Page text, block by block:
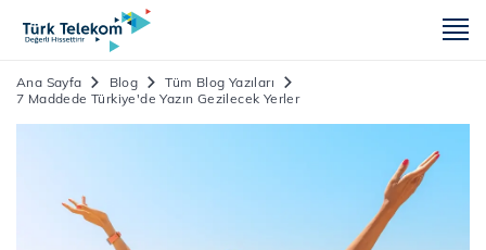
Ana Sayfa Blog
Tüm Blog Yazıları
7 Maddede Türkiye'de Yazın Gezilecek Yerler